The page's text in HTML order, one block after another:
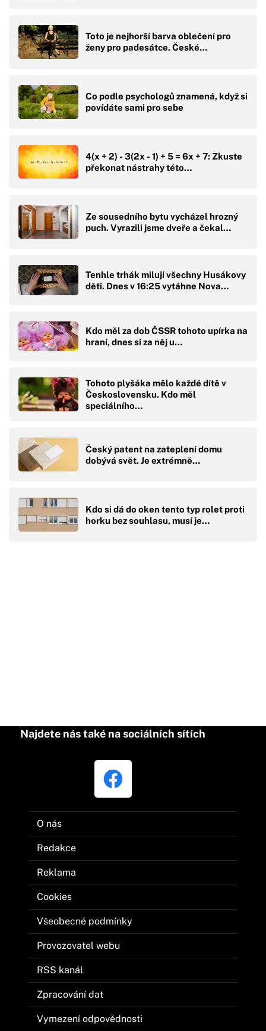
Toto je nejhorší barva oblečení pro
ženy pro padesátce. České…
Co podle psychologů znamená, když si
povídáte sami pro sebe
4(x + 2) - 3(2x - 1) + 5 = 6x + 7: Zkuste
překonat nástrahy této…
Ze sousedního bytu vycházel hrozný
puch. Vyrazili jsme dveře a čekal…
Tenhle trhák milují všechny Husákovy
děti. Dnes v 16:25 vytáhne Nova…
Kdo měl za dob ČSSR tohoto upírka na
hraní, dnes si za něj u…
Tohoto plyšáka mělo každé dítě v
Československu. Kdo měl
speciálního…
Český patent na zateplení domu
dobývá svět. Je extrémně…
Kdo si dá do oken tento typ rolet proti
horku bez souhlasu, musí je…
Najdete nás také na sociálních sítích
O nás
Redakce
Reklama
Cookies
Všeobecné podmínky
Provozovatel webu
RSS kanál
Zpracování dat
Vymezení odpovědnosti